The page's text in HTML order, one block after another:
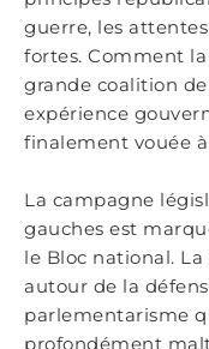
guerre, les
fortes. Comment
grande coalition
expérience
finalement vouée
La campagne
gauches est
le Bloc national.
autour de la
parlementarisme
profondément